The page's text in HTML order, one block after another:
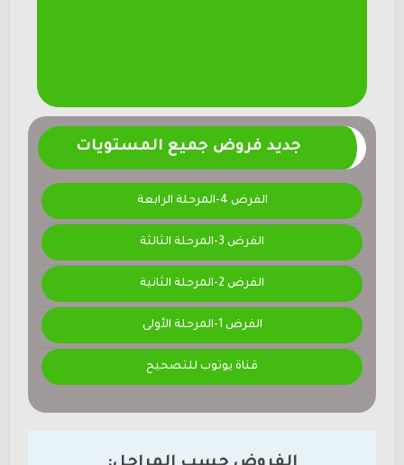
الفرض 4-المرحلة الرابعة
الفرض 3-المرحلة الثالثة
الفرض 2-المرحلة الثانية
الفرض 1-المرحلة الأولى
قناة يوتوب للتصحيح
الفروض حسب المراحل: